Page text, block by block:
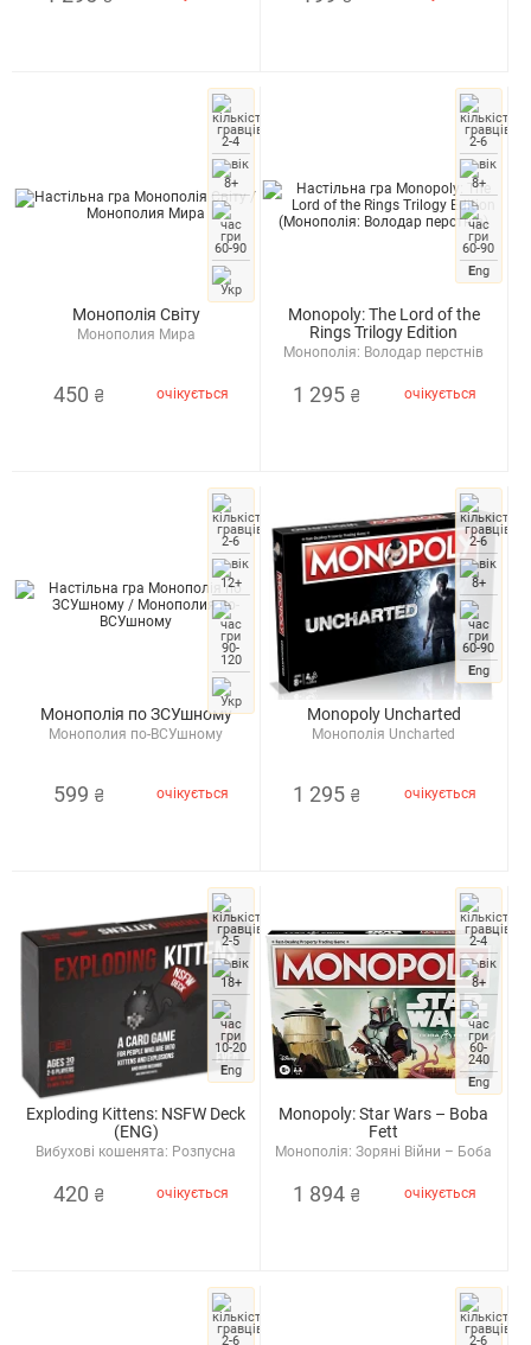
Монополія Світу
Монополия Мира
2-4
8+
60-90
450 ₴ очікується
Monopoly: The Lord of the
Rings Trilogy Edition
Монополія: Володар перстнів
2-6
8+
60-90
Eng
1 295 ₴ очікується
Монополія по ЗСУшному
Монополия по-ВСУшному
2-6
12+
90-
120
599 ₴ очікується
Monopoly Uncharted
Монополія Uncharted
2-6
8+
60-90
Eng
1 295 ₴ очікується
Exploding Kittens: NSFW Deck
(ENG)
Вибухові кошенята: Розпусна
2-5
18+
10-20
Eng
420 ₴ очікується
Monopoly: Star Wars – Boba
Fett
Монополія: Зоряні Війни – Боба
2-4
8+
60-
240
Eng
1 894 ₴ очікується
2-6 2-6